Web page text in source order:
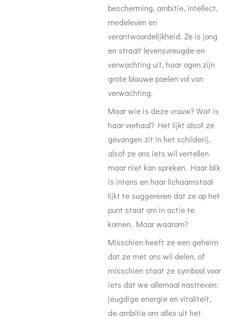
bescherming, ambitie, intellect,
medeleven en
verantwoordelijkheid. Ze is jong
en straalt levensvreugde en
verwachting uit, haar ogen zijn
grote blauwe poelen vol van
verwachting.
Maar wie is deze vrouw? Wat is
haar verhaal? Het lijkt alsof ze
gevangen zit in het schilderij,
alsof ze ons iets wil vertellen
maar niet kan spreken. Haar blik
is intens en haar lichaamstaal
lijkt te suggereren dat ze op het
punt staat om in actie te
komen. Maar waarom?
Misschien heeft ze een geheim
dat ze met ons wil delen, of
misschien staat ze symbool voor
iets dat we allemaal nastreven:
jeugdige energie en vitaliteit,
de ambitie om alles uit het